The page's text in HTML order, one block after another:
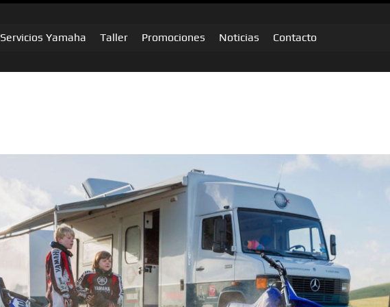
Servicios Yamaha Taller Promociones Noticias Contacto